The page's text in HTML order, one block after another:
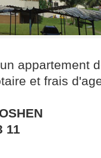
appartement
et frais
11